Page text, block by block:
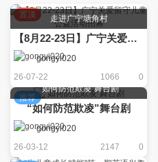
置顶 走进广宁塘角村
【8月22-23日】广宁关爱留守儿童公益活动招募
gongyi020
26-07-22
1066 0
推荐
“如何防范欺凌”舞台剧
“如何防范欺凌”舞台剧
gongyi020
26-03-12
2147 0